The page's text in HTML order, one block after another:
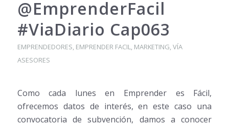
@EmprenderFacil
#ViaDiario Cap063
EMPRENDEDORES, EMPRENDER FACIL, MARKETING,VÍA
ASESORES
Como cada lunes en Emprender es Fácil,
ofrecemos datos de interés, en este caso una
convocatoria de subvención, damos a conocer